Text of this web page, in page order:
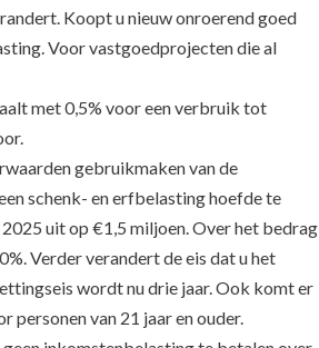
Koopt u nieuw onroerend goed
Voor vastgoedprojecten die al
met 0,5% voor een verbruik tot
gebruikmaken van de
schenk- en erfbelasting hoefde te
uit op €1,5 miljoen. Over het bedrag
Verder verandert de eis dat u het
wordt nu drie jaar. Ook komt er
personen van 21 jaar en ouder.